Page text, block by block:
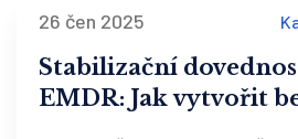
26 čen 2025
Stabilizační
EMDR: Jak vytvořit